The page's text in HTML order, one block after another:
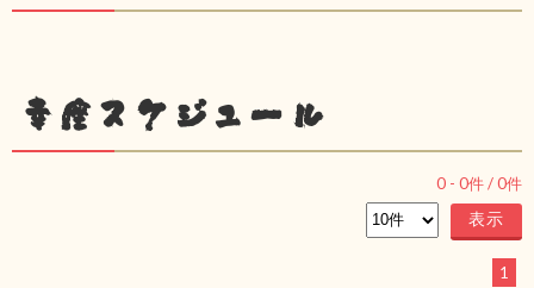
幸座スケジュール
0 - 0件 /0件
1